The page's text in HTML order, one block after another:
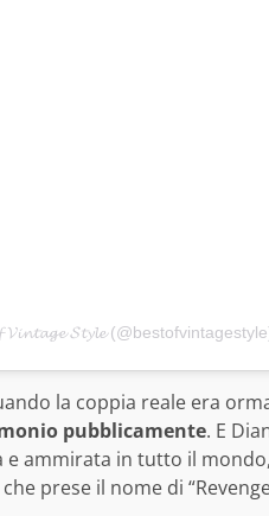
𝓢𝓽𝔂𝓵𝓮
la coppia reale era
pubblicamente. E
e ammirata in tutto il mondo,
che prese il nome di